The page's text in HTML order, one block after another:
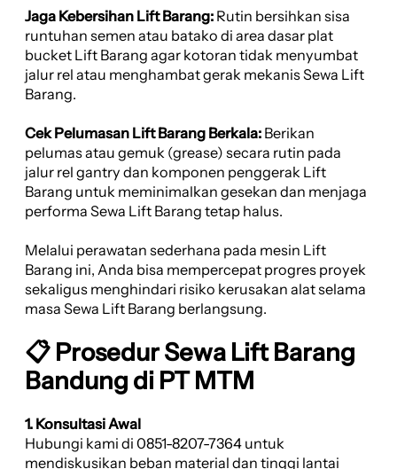
Jaga Kebersihan Lift Barang: Rutin bersihkan sisa
runtuhan semen atau batako di area dasar plat
bucket Lift Barang agar kotoran tidak menyumbat
jalur rel atau menghambat gerak mekanis Sewa Lift
Barang.
Cek Pelumasan Lift Barang Berkala: Berikan
pelumas atau gemuk (grease) secara rutin pada
jalur rel gantry dan komponen penggerak Lift
Barang untuk meminimalkan gesekan dan menjaga
performa Sewa Lift Barang tetap halus.
Melalui perawatan sederhana pada mesin Lift
Barang ini, Anda bisa mempercepat progres proyek
sekaligus menghindari risiko kerusakan alat selama
masa Sewa Lift Barang berlangsung.
📋 Prosedur Sewa Lift Barang
Bandung di PT MTM
1. Konsultasi Awal
Hubungi kami di 0851-8207-7364 untuk
mendiskusikan beban material dan tinggi lantai